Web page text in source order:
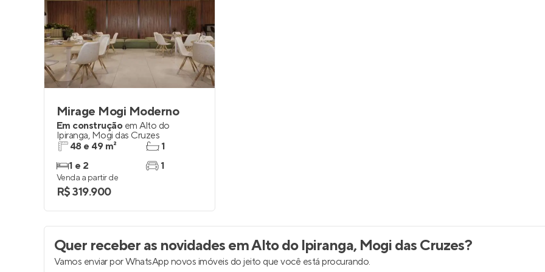
Mirage Mogi Moderno
Em construção em Alto do
Ipiranga, Mogi das Cruzes
48 e 49 m²
1 e 2
1
1
Venda a partir de
R$ 319.900
Quer receber as novidadesem Alto do Ipiranga, Mogi das Cruzes?
Vamos enviar por WhatsApp novos imóveis do jeito que você está procurando.